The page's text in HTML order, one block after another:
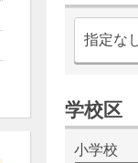
学校区
小学校